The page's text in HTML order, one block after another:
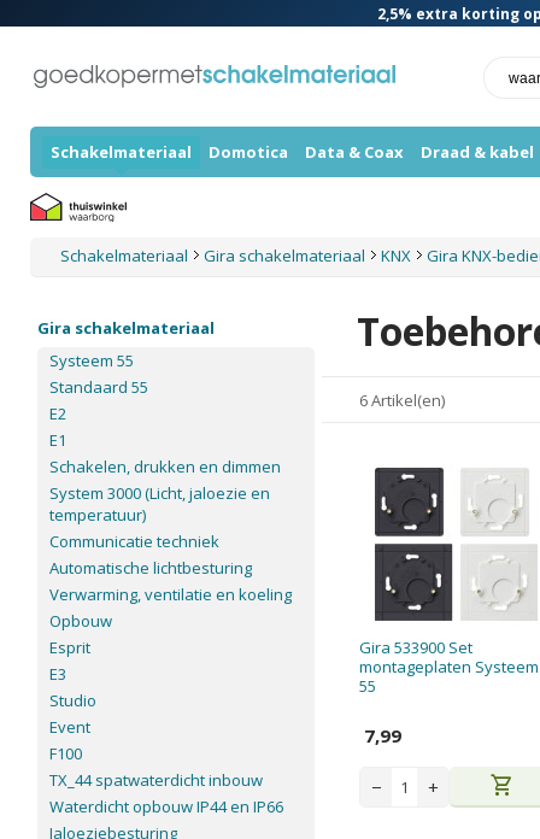
2,5% extra korting
Schakelmateriaal Domotica Data & Coax Draad & kabel
Schakelmateriaal Gira schakelmateriaal KNX Gira KNX-
6 Artikel(en)
Gira 533900 Set
montageplaten Systeem
55
7,99
− + shopping_cart
Gira schakelmateriaal
Systeem 55
Standaard 55
E2
E1
Schakelen, drukken en dimmen
System 3000 (Licht, jaloezie en
temperatuur)
Communicatie techniek
Automatische lichtbesturing
Verwarming, ventilatie en koeling
Opbouw
Esprit
E3
Studio
Event
F100
TX_44 spatwaterdicht inbouw
Waterdicht opbouw IP44 en IP66
Jaloeziebesturing